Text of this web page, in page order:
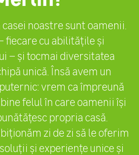
noastre sunt oamenii.
fiecare cu abilitățile și
– și tocmai diversitatea
unică. Însă avem un
vrem ca împreună
felul în care oamenii își
propria casă.
zi de zi să le oferim
și experiențe unice și